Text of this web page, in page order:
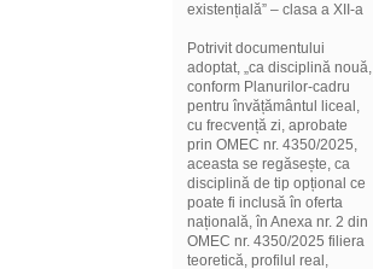
existențială” – clasa a XII-a
Potrivit documentului
adoptat, „ca disciplină nouă,
conform Planurilor-cadru
pentru învățământul liceal,
cu frecvență zi, aprobate
prin OMEC nr. 4350/2025,
aceasta se regăsește, ca
disciplină de tip opțional ce
poate fi inclusă în oferta
națională, în Anexa nr. 2 din
OMEC nr. 4350/2025 filiera
teoretică, profilul real,